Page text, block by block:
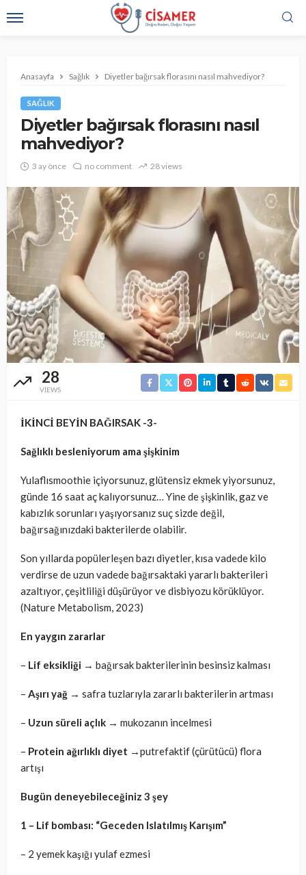
Anasayfa Sağlık Diyetler bağırsak florasını nasıl mahvediyor?
SAĞLIK
Diyetler bağırsak florasını nasıl
mahvediyor?
3 ay önce no comment 28 views
28
VIEWS
İKİNCİ BEYİN BAĞIRSAK -3-
Sağlıklı besleniyorum ama şişkinim
Yulaflısmoothie içiyorsunuz, glütensiz ekmek yiyorsunuz,
günde 16 saat aç kalıyorsunuz… Yine de şişkinlik, gaz ve
kabızlık sorunları yaşıyorsanız suç sizde değil,
bağırsağınızdaki bakterilerde olabilir.
Son yıllarda popülerleşen bazı diyetler, kısa vadede kilo
verdirse de uzun vadede bağırsaktaki yararlı bakterileri
azaltıyor, çeşitliliği düşürüyor ve disbiyozu körüklüyor.
(Nature Metabolism, 2023)
En yaygın zararlar
– Lif eksikliği → bağırsak bakterilerinin besinsiz kalması
– Aşırı yağ → safra tuzlarıyla zararlı bakterilerin artması
– Uzun süreli açlık → mukozanın incelmesi
– Protein ağırlıklı diyet →putrefaktif (çürütücü) flora
artışı
Bugün deneyebileceğiniz 3 şey
1 – Lif bombası: “Geceden Islatılmış Karışım”
– 2 yemek kaşığı yulaf ezmesi